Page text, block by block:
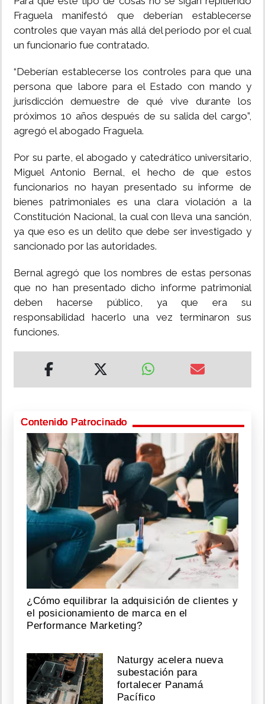
Fraguela manifestó que deberían establecerse
controles que vayan más allá del periodo por el cual
un funcionario fue contratado.
“Deberían establecerse los controles para que una
persona que labore para el Estado con mando y
jurisdicción demuestre de qué vive durante los
próximos 10 años después de su salida del cargo”,
agregó el abogado Fraguela.
Por su parte, el abogado y catedrático universitario,
Miguel Antonio Bernal, el hecho de que estos
funcionarios no hayan presentado su informe de
bienes patrimoniales es una clara violación a la
Constitución Nacional, la cual con lleva una sanción,
ya que eso es un delito que debe ser investigado y
sancionado por las autoridades.
Bernal agregó que los nombres de estas personas
que no han presentado dicho informe patrimonial
deben hacerse público, ya que era su
responsabilidad hacerlo una vez terminaron sus
funciones.
Contenido Patrocinado
¿Cómo equilibrar la adquisición de clientes y
el posicionamiento de marca en el
Performance Marketing?
Naturgy acelera nueva
subestación para
fortalecer Panamá
Pacífico